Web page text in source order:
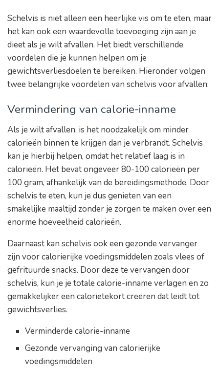
Schelvis is niet alleen een heerlijke vis om te eten, maar
het kan ook een waardevolle toevoeging zijn aan je
dieet als je wilt afvallen. Het biedt verschillende
voordelen die je kunnen helpen om je
gewichtsverliesdoelen te bereiken. Hieronder volgen
twee belangrijke voordelen van schelvis voor afvallen:
Vermindering van calorie-inname
Als je wilt afvallen, is het noodzakelijk om minder
calorieën binnen te krijgen dan je verbrandt. Schelvis
kan je hierbij helpen, omdat het relatief laag is in
calorieën. Het bevat ongeveer 80-100 calorieën per
100 gram, afhankelijk van de bereidingsmethode. Door
schelvis te eten, kun je dus genieten van een
smakelijke maaltijd zonder je zorgen te maken over een
enorme hoeveelheid calorieën.
Daarnaast kan schelvis ook een gezonde vervanger
zijn voor calorierijke voedingsmiddelen zoals vlees of
gefrituurde snacks. Door deze te vervangen door
schelvis, kun je je totale calorie-inname verlagen en zo
gemakkelijker een calorietekort creëren dat leidt tot
gewichtsverlies.
Verminderde calorie-inname
Gezonde vervanging van calorierijke
voedingsmiddelen